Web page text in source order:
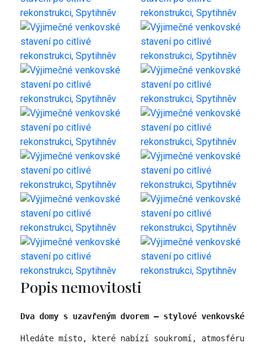
Popis nemovitosti
Dva domy s uzavřeným dvorem – stylové venkovské
Hledáte místo, které nabízí soukromí, atmosféru a